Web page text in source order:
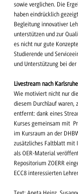
sowie verglichen. Die
haben eindrücklich
Begleitung innovativer
unterstützen und zur
es nicht nur gute
Studierende und
und Unterstützung bei
Livestream nach Karlsruhe
Wie motiviert nicht nur
diesem Durchlauf waren,
entfernt: dank eines
Kurses gemeinsam mit
im Kursraum an der
zusätzliches Faltblatt mit
als OER-Material
Repositorium ZOERR
ECC8 interessierten